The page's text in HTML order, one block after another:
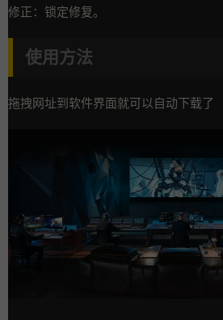
修正：锁定修复。
使用方法
拖拽网址到软件界面就可以自动下载了